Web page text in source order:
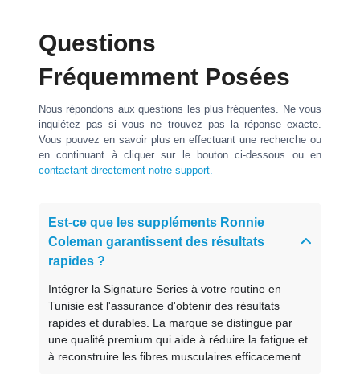
Questions
Fréquemment Posées
Nous répondons aux questions les plus fréquentes. Ne vous
inquiétez pas si vous ne trouvez pas la réponse exacte.
Vous pouvez en savoir plus en effectuant une recherche ou
en continuant à cliquer sur le bouton ci-dessous ou en
contactant directement notre support.
Est-ce que les suppléments Ronnie
Coleman garantissent des résultats
rapides ?
Intégrer la Signature Series à votre routine en
Tunisie est l'assurance d'obtenir des résultats
rapides et durables. La marque se distingue par
une qualité premium qui aide à réduire la fatigue et
à reconstruire les fibres musculaires efficacement.